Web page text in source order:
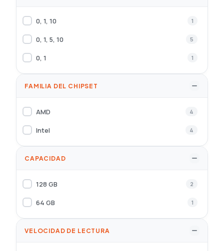
0, 1, 10 1
0, 1, 5, 10 5
0, 1 1
FAMILIA DEL CHIPSET
AMD 4
Intel 4
CAPACIDAD
128 GB 2
64 GB 1
VELOCIDAD DE LECTURA